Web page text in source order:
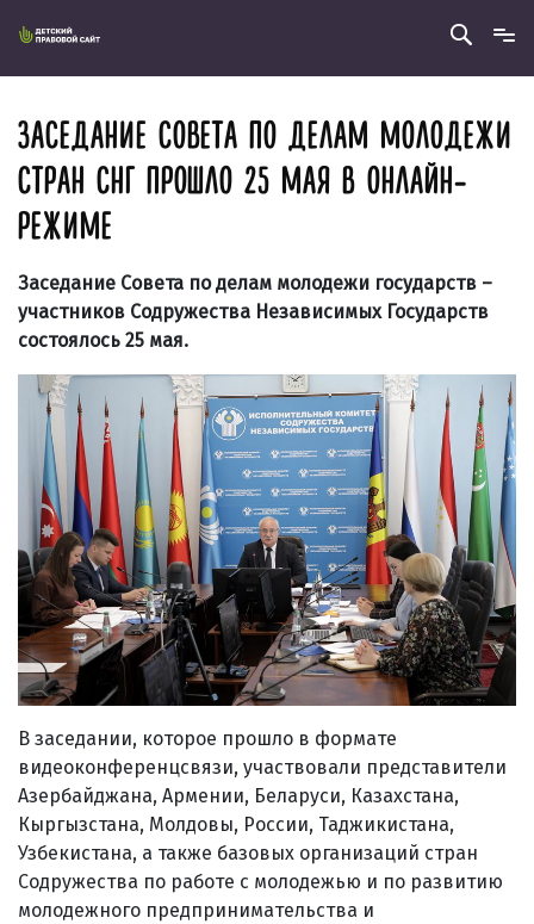
ЗАСЕДАНИЕ СОВЕТА ПО ДЕЛАМ МОЛОДЕЖИ
СТРАН СНГ ПРОШЛО 25 МАЯ В ОНЛАЙН-
РЕЖИМЕ
Заседание Совета по делам молодежи государств –
участников Содружества Независимых Государств
состоялось 25 мая.
В заседании, которое прошло в формате
видеоконференцсвязи, участвовали представители
Азербайджана, Армении, Беларуси, Казахстана,
Кыргызстана, Молдовы, России, Таджикистана,
Узбекистана, а также базовых организаций стран
Содружества по работе с молодежью и по развитию
молодежного предпринимательства и